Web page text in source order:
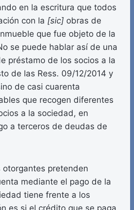
en la escritura que todos
con la [sic] obras de
que fue objeto de la
se puede hablar así de una
préstamo de los socios a la
de las Ress. 09/12/2014 y
de casi cuarenta
que recogen diferentes
a la sociedad, en
a terceros de deudas de
otorgantes pretenden
mediante el pago de la
tiene frente a los